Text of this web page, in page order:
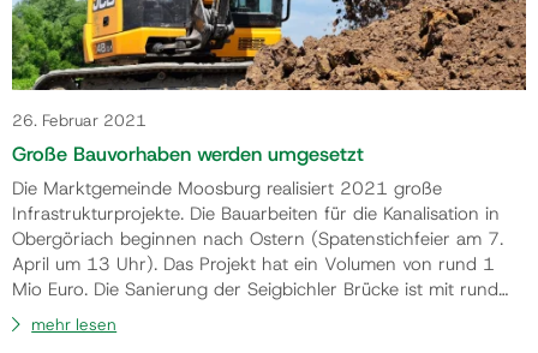
26. Februar 2021
Große Bauvorhaben werden umgesetzt
Die Marktgemeinde Moosburg realisiert 2021 große
Infrastrukturprojekte. Die Bauarbeiten für die Kanalisation in
Obergöriach beginnen nach Ostern (Spatenstichfeier am 7.
April um 13 Uhr). Das Projekt hat ein Volumen von rund 1
Mio Euro. Die Sanierung der Seigbichler Brücke ist mit rund
150.000 Euro veranschlagt. Der Baubeginn ist für Anfang
April vorgesehen. Notwendige Straßensanierungen sind in
mehr lesen